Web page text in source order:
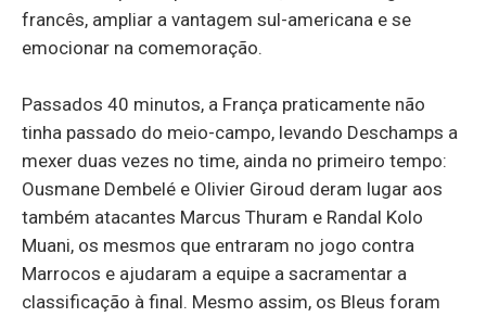
francês, ampliar a vantagem sul-americana e se
emocionar na comemoração.
Passados 40 minutos, a França praticamente não
tinha passado do meio-campo, levando Deschamps a
mexer duas vezes no time, ainda no primeiro tempo:
Ousmane Dembelé e Olivier Giroud deram lugar aos
também atacantes Marcus Thuram e Randal Kolo
Muani, os mesmos que entraram no jogo contra
Marrocos e ajudaram a equipe a sacramentar a
classificação à final. Mesmo assim, os Bleus foram